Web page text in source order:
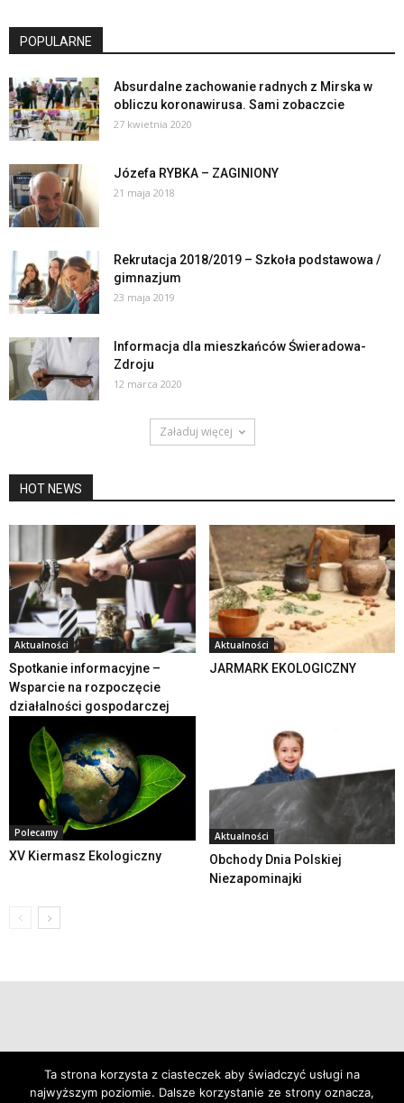
POPULARNE
Absurdalne zachowanie radnych z Mirska w
obliczu koronawirusa. Sami zobaczcie
27 kwietnia 2020
Józefa RYBKA – ZAGINIONY
21 maja 2018
Rekrutacja 2018/2019 – Szkoła podstawowa /
gimnazjum
23 maja 2019
Informacja dla mieszkańców Świeradowa-
Zdroju
12 marca 2020
Załaduj więcej
HOT NEWS
Aktualności
Spotkanie informacyjne –
Wsparcie na rozpoczęcie
działalności gospodarczej
Aktualności
JARMARK EKOLOGICZNY
Polecamy
XV Kiermasz Ekologiczny
Aktualności
Obchody Dnia Polskiej
Niezapominajki
Ta strona korzysta z ciasteczek aby świadczyć usługi na
najwyższym poziomie. Dalsze korzystanie ze strony oznacza,